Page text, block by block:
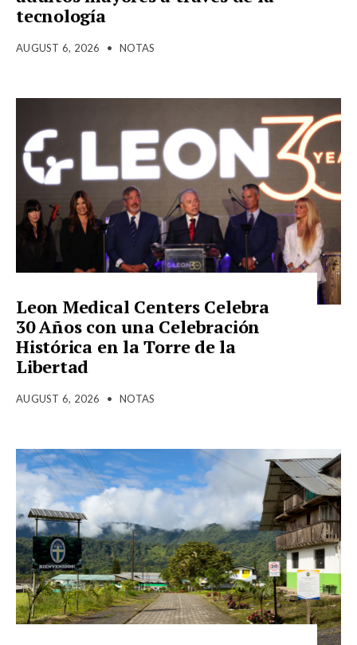
tecnología
AUGUST 6, 2026 • NOTAS
Leon Medical Centers Celebra
30 Años con una Celebración
Histórica en la Torre de la
Libertad
AUGUST 6, 2026 • NOTAS